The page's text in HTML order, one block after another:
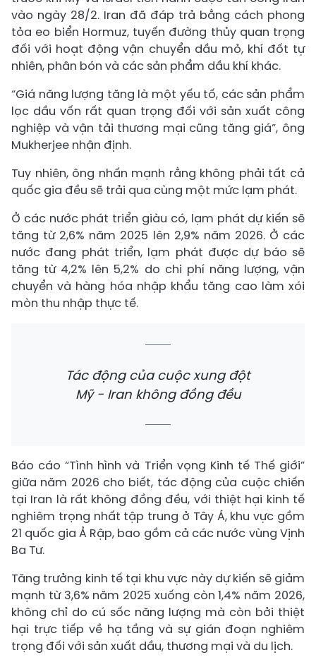
vào ngày 28/2. Iran đã đáp trả bằng cách phong
tỏa eo biển Hormuz, tuyến đường thủy quan trọng
đối với hoạt động vận chuyển dầu mỏ, khí đốt tự
nhiên, phân bón và các sản phẩm dầu khí khác.
“Giá năng lượng tăng là một yếu tố, các sản phẩm
lọc dầu vốn rất quan trọng đối với sản xuất công
nghiệp và vận tải thương mại cũng tăng giá”, ông
Mukherjee nhận định.
Tuy nhiên, ông nhấn mạnh rằng không phải tất cả
quốc gia đều sẽ trải qua cùng một mức lạm phát.
Ở các nước phát triển giàu có, lạm phát dự kiến sẽ
tăng từ 2,6% năm 2025 lên 2,9% năm 2026. Ở các
nước đang phát triển, lạm phát được dự báo sẽ
tăng từ 4,2% lên 5,2% do chi phí năng lượng, vận
chuyển và hàng hóa nhập khẩu tăng cao làm xói
mòn thu nhập thực tế.
Tác động của cuộc xung đột
Mỹ - Iran không đồng đều
Báo cáo “Tình hình và Triển vọng Kinh tế Thế giới”
giữa năm 2026 cho biết, tác động của cuộc chiến
tại Iran là rất không đồng đều, với thiệt hại kinh tế
nghiêm trọng nhất tập trung ở Tây Á, khu vực gồm
21 quốc gia Ả Rập, bao gồm cả các nước vùng Vịnh
Ba Tư.
Tăng trưởng kinh tế tại khu vực này dự kiến sẽ giảm
mạnh từ 3,6% năm 2025 xuống còn 1,4% năm 2026,
không chỉ do cú sốc năng lượng mà còn bởi thiệt
hại trực tiếp về hạ tầng và sự gián đoạn nghiêm
trọng đối với sản xuất dầu, thương mại và du lịch.